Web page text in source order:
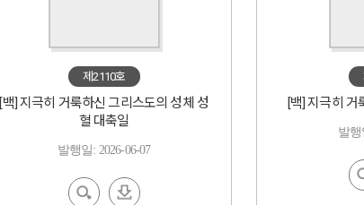
제2110호
[백] 지극히 거룩하신 그리스도의 성체 성
혈 대축일
발행일: 2026-06-07
EBoo
k 보기
다운
로드
[백] 지극히 거
발행
k